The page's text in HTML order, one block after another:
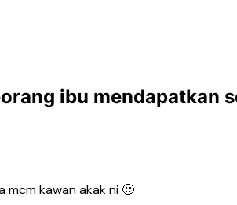
ibu mendapatkan
mcm kawan akak ni 🙂